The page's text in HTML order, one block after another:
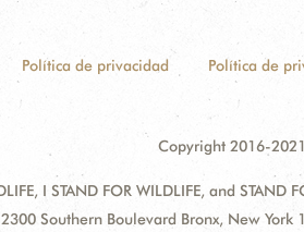
Política de privacidad Política de
Copyright 2016-2021
I STAND FOR WILDLIFE, and
Address:
2300 Southern Boulevard Bronx, New